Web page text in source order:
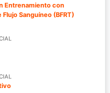
Entrenamiento con
Sanguíneo (BFRT)